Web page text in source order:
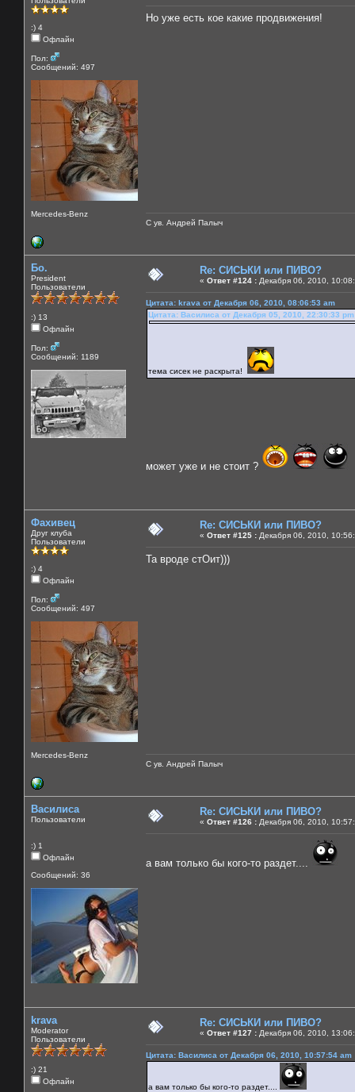
:) 4
Офлайн
Пол:
Сообщений: 497
Mercedes-Benz
Но уже есть кое какие продвижения!
С ув. Андрей Палыч
Бо.
President
Пользователи
:) 13
Офлайн
Пол:
Сообщений: 1189
Re: СИСЬКИ или ПИВО?
« Ответ #124 : Декабря 06, 2010,
Цитата: krava от Декабря 06, 2010, 08:06:53 am
Цитата: Василиса от Декабря 05, 2010, 22:30:33 pm
тема сисек не раскрыта!
может уже и не стоит ?
Фахивец
Друг клуба
Пользователи
:) 4
Офлайн
Пол:
Сообщений: 497
Mercedes-Benz
Re: СИСЬКИ или ПИВО?
« Ответ #125 : Декабря 06, 2010,
Та вроде стОит)))
С ув. Андрей Палыч
Василиса
Пользователи
:) 1
Офлайн
Сообщений: 36
Re: СИСЬКИ или ПИВО?
« Ответ #126 : Декабря 06, 2010,
а вам только бы кого-то раздет....
krava
Moderator
Пользователи
:) 21
Офлайн
Re: СИСЬКИ или ПИВО?
« Ответ #127 : Декабря 06, 2010,
Цитата: Василиса от Декабря 06, 2010, 10:57:54 am
а вам только бы кого-то раздет....